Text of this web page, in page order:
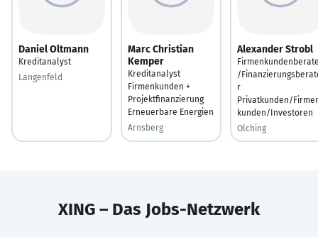
Daniel Oltmann
Kreditanalyst
Langenfeld
Marc Christian
Kemper
Kreditanalyst
Firmenkunden +
Projektfinanzierung
Erneuerbare Energien
Arnsberg
Alexander Strobl
/
r
Privatkunden/
kunden/Investoren
Olching
XING – Das Jobs-Netzwerk